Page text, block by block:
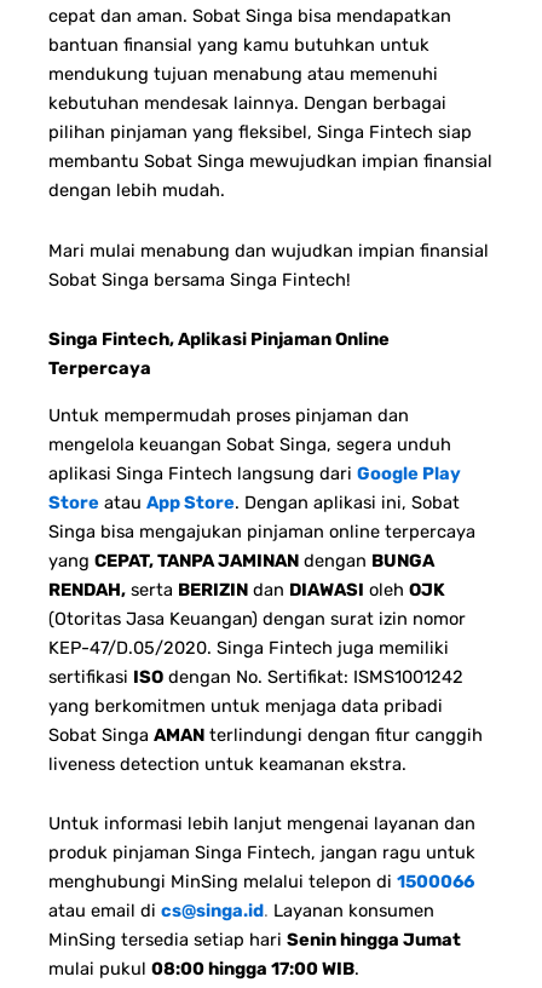
cepat dan aman. Sobat Singa bisa mendapatkan
bantuan finansial yang kamu butuhkan untuk
mendukung tujuan menabung atau memenuhi
kebutuhan mendesak lainnya. Dengan berbagai
pilihan pinjaman yang fleksibel, Singa Fintech siap
membantu Sobat Singa mewujudkan impian finansial
dengan lebih mudah.
Mari mulai menabung dan wujudkan impian finansial
Sobat Singa bersama Singa Fintech!
Singa Fintech, Aplikasi Pinjaman Online
Terpercaya
Untuk mempermudah proses pinjaman dan
mengelola keuangan Sobat Singa, segera unduh
aplikasi Singa Fintech langsung dari Google Play
Store atau App Store. Dengan aplikasi ini, Sobat
Singa bisa mengajukan pinjaman online terpercaya
yang CEPAT, TANPA JAMINAN dengan BUNGA
RENDAH, serta BERIZIN dan DIAWASI oleh OJK
(Otoritas Jasa Keuangan) dengan surat izin nomor
KEP-47/D.05/2020. Singa Fintech juga memiliki
sertifikasi ISO dengan No. Sertifikat: ISMS1001242
yang berkomitmen untuk menjaga data pribadi
Sobat Singa AMAN terlindungi dengan fitur canggih
liveness detection untuk keamanan ekstra.
Untuk informasi lebih lanjut mengenai layanan dan
produk pinjaman Singa Fintech, jangan ragu untuk
menghubungi MinSing melalui telepon di 1500066
atau email di cs@singa.id. Layanan konsumen
MinSing tersedia setiap hari Senin hingga Jumat
mulai pukul 08:00 hingga 17:00 WIB.